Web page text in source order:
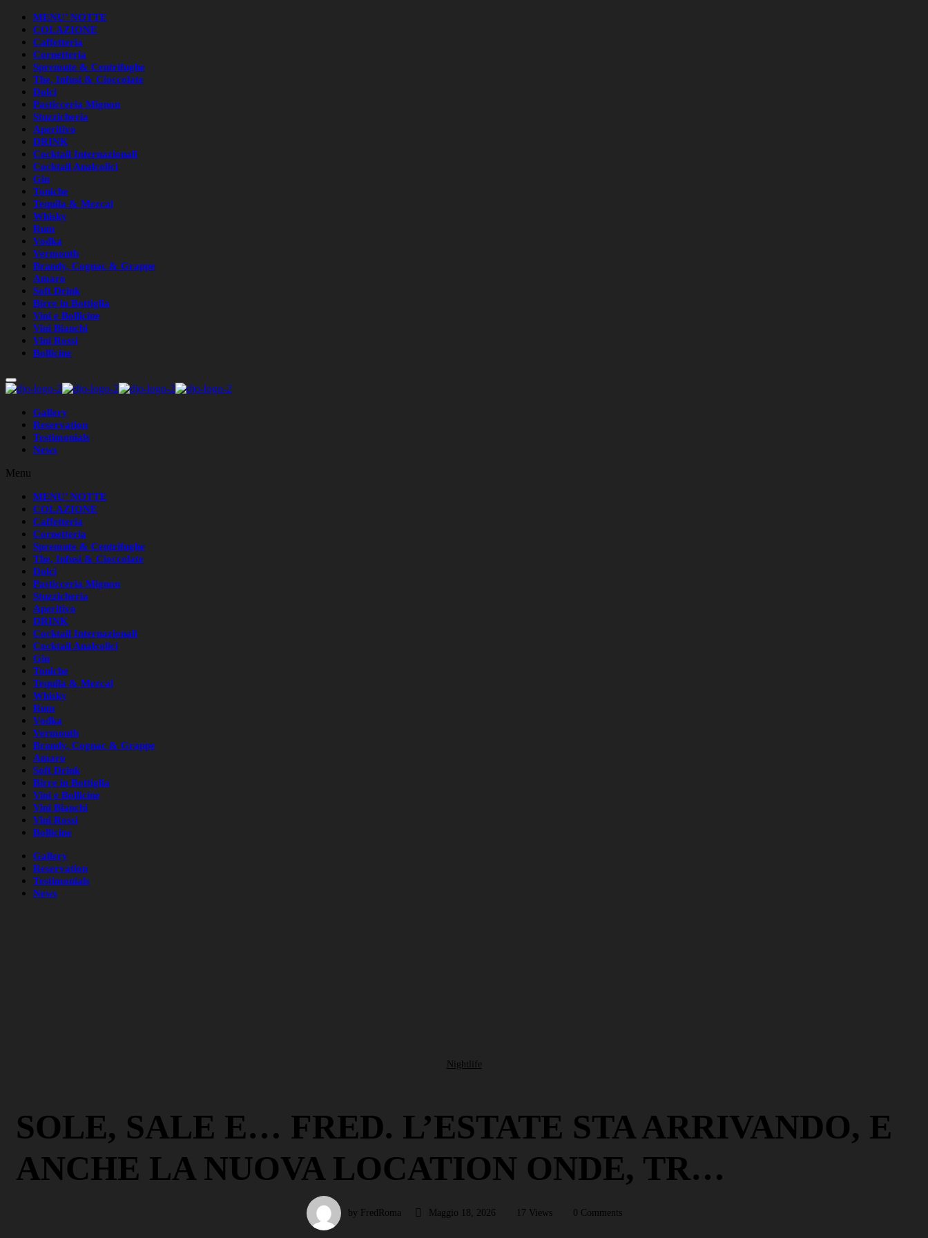
MENU’ NOTTE
COLAZIONE
Caffetteria
Cornetteria
Spremute & Centrifughe
The, Infusi & Cioccolate
Dolci
Pasticceria Mignon
Stuzzicheria
Aperitivo
DRINK
Cocktail Internazionali
Cocktail Analcolici
Gin
Toniche
Tequila & Mezcal
Whisky
Rum
Vodka
Vermouth
Brandy, Cognac & Grappe
Amaro
Soft Drink
Birre in Bottiglia
Vini e Bollicine
Vini Bianchi
Vini Rossi
Bollicine
Gallery
Reservation
Testimonials
News
Menu
MENU’ NOTTE
COLAZIONE
Caffetteria
Cornetteria
Spremute & Centrifughe
The, Infusi & Cioccolate
Dolci
Pasticceria Mignon
Stuzzicheria
Aperitivo
DRINK
Cocktail Internazionali
Cocktail Analcolici
Gin
Toniche
Tequila & Mezcal
Whisky
Rum
Vodka
Vermouth
Brandy, Cognac & Grappe
Amaro
Soft Drink
Birre in Bottiglia
Vini e Bollicine
Vini Bianchi
Vini Rossi
Bollicine
Gallery
Reservation
Testimonials
News
Nightlife
SOLE, SALE E… FRED. L’ESTATE STA ARRIVANDO, E
ANCHE LA NUOVA LOCATION ONDE, TR…
by FredRoma Maggio 18, 2026 17 Views 0 Comments